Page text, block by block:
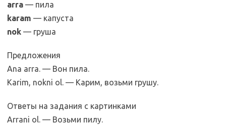
arra — пила
karam — капуста
nok — груша
Предложения
Ana arra. — Вон пила.
Karim, nokni ol. — Карим, возьми грушу.
Ответы на задания с картинками
Arrani ol. — Возьми пилу.